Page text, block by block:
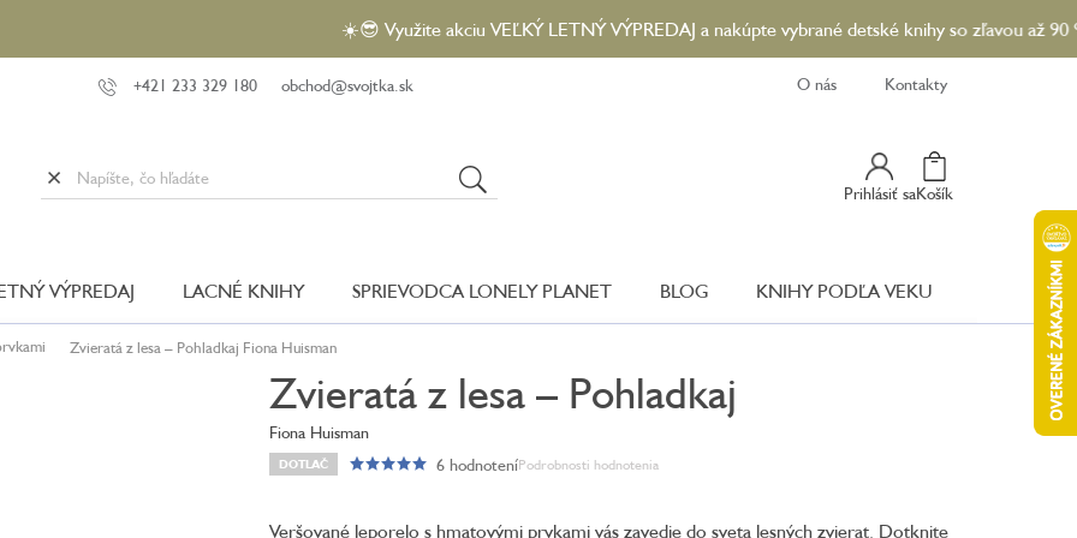
☀️😎 Využite akciu VEĽKÝ LETNÝ VÝPREDAJ a nakúpte vybrané detské knihy so zľavou až 90
+421 233 329 180 obchod@svojtka.sk O nás Kontakty
Prihlásiť sa
Nákupný
Košík
VÝPREDAJ LACNÉ KNIHY SPRIEVODCA LONELY PLANET BLOG KNIHY PODĽA VEKU
Zvieratá z lesa – Pohladkaj Fiona Huisman
Zvieratá z lesa – Pohladkaj
Fiona Huisman
Podrobnosti hodnotenia
DOTLAČ
Priemerné
6 hodnotení
Veršované leporelo s hmatovými prvkami vás zavedie do sveta lesných zvierat. Dotknite